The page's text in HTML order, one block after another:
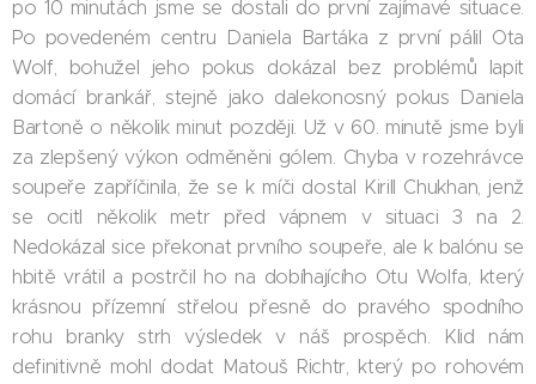
po 10 minutách jsme se dostali do první zajímavé situace.
Po povedeném centru Daniela Bartáka z první pálil Ota
Wolf, bohužel jeho pokus dokázal bez problémů lapit
domácí brankář, stejně jako dalekonosný pokus Daniela
Bartoně o několik minut později. Už v 60. minutě jsme byli
za zlepšený výkon odměněni gólem. Chyba v rozehrávce
soupeře zapříčinila, že se k míči dostal Kirill Chukhan, jenž
se ocitl několik metr před vápnem v situaci 3 na 2.
Nedokázal sice překonat prvního soupeře, ale k balónu se
hbitě vrátil a postrčil ho na dobíhajícího Otu Wolfa, který
krásnou přízemní střelou přesně do pravého spodního
rohu branky strh výsledek v náš prospěch. Klid nám
definitivně mohl dodat Matouš Richtr, který po rohovém